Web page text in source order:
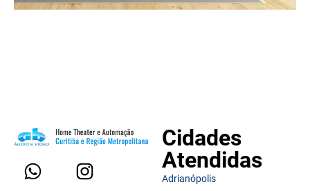
Cidades
Atendidas
Adrianópolis